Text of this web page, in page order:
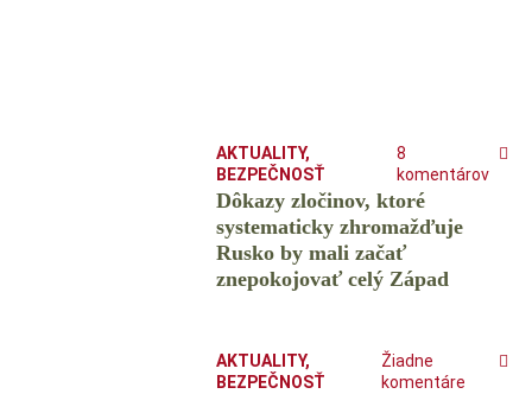
AKTUALITY,
BEZPEČNOSŤ
8
komentárov
Dôkazy zločinov, ktoré
systematicky zhromažďuje
Rusko by mali začať
znepokojovať celý Západ
AKTUALITY,
BEZPEČNOSŤ
Žiadne
komentáre